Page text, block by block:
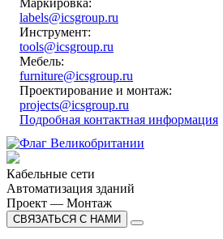
labels@icsgroup.ru
Инструмент:
tools@icsgroup.ru
Мебель:
furniture@icsgroup.ru
Проектирование и монтаж:
projects@icsgroup.ru
Подробная контактная информация
Кабельные сети
Автоматизация зданий
Проект — Монтаж
СВЯЗАТЬСЯ С НАМИ